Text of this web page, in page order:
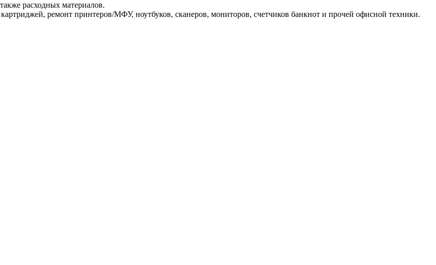
расходных материалов.
ремонт принтеров/МФУ, ноутбуков, сканеров, мониторов, счетчиков банкнот и прочей офисной техники.